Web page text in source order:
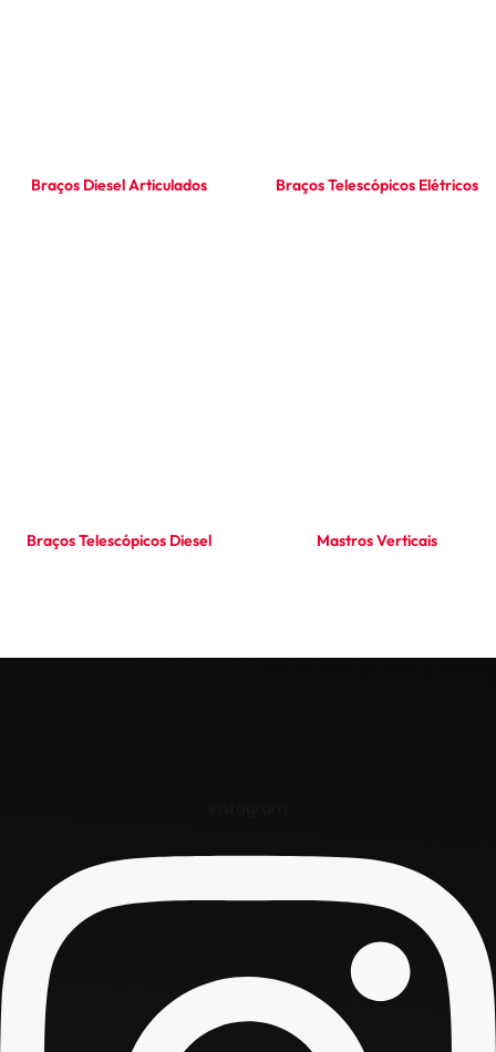
Braços Diesel Articulados Braços Telescópicos Elétricos
Braços Telescópicos Diesel Mastros Verticais